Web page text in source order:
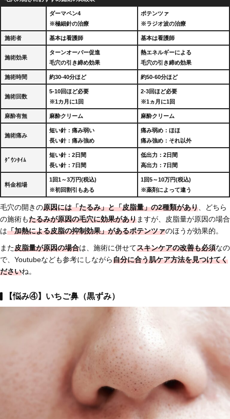
ダーマペン4
※極細針の治療
ポテンツァ
※ラジオ波の治療
施術者 基本は看護師 基本は看護師
施術効果
ターンオーバー促進
毛穴の引き締め効果
熱エネルギーによる
毛穴の引き締め効果
施術時間 約30-40分ほど 約50-60分ほど
施術回数
5-10回ほど必要
※1カ月に1回
2-3回ほど必要
※1ヵ月に1回
麻酔有無 麻酔クリーム 麻酔クリーム
施術痛み
短い針：痛み弱い
長い針：痛み強め
痛み弱め：ほほ
痛み強め：それ以外
ﾀﾞｳﾝﾀｲﾑ
短い針：2日間
長い針：7日間
低出力：2日間
高出力：7日間
料金相場
1回1～3万円(税込)
※初回割引もある
1回5～10万円(税込)
※薬剤によって違う
毛穴の開きの原因には「たるみ」と「皮脂量」の2種類があり 、どちら
の施術もたるみが原因の毛穴に効果がありますが、皮脂量が原因の場合
は「加熱による皮脂の抑制効果」があるポテンツァのほうが効果的。
また皮脂量が原因の場合は、施術に併せてスキンケアの改善も必須なの
で、Youtubeなども参考にしながら自分に合う肌ケア方法を見つけてく
ださいね。
【悩み④】いちご鼻（黒ずみ）